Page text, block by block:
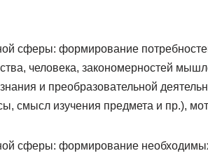
сферы: формирование
человека, закономерностей
и преобразовательной
смысл изучения предмета и пр.),
сферы: формирование